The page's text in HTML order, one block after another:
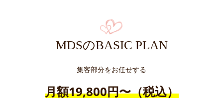
MDSのBASIC PLAN
集客部分をお任せする
月額19,800円〜（税込）